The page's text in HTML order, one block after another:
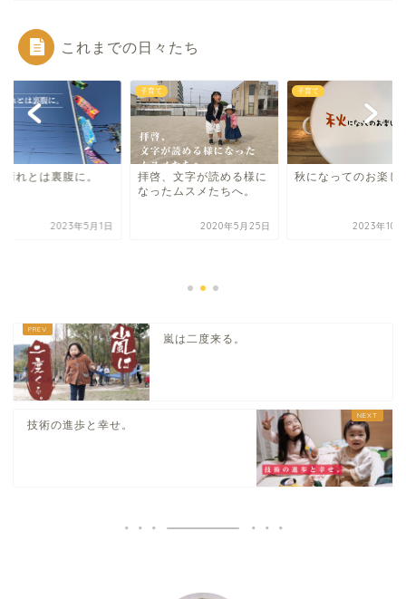
これまでの日々たち
晴れとは裏腹に。
2023年5月1日
子育て
拝啓、文字が読める様に
なったムスメたちへ。
2020年5月25日
子育て
秋になってのお楽し
2023年10
嵐は二度来る。
技術の進歩と幸せ。